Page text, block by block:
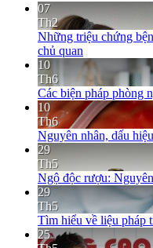
07
Th2
Những triệu chứng
chủ quan
10
Th6
Các biện pháp phòng
10
Th6
Nguyên nhân, dấu
29
Th5
Ngộ độc rượu:
29
Th5
Tìm hiểu về liệu pháp
25